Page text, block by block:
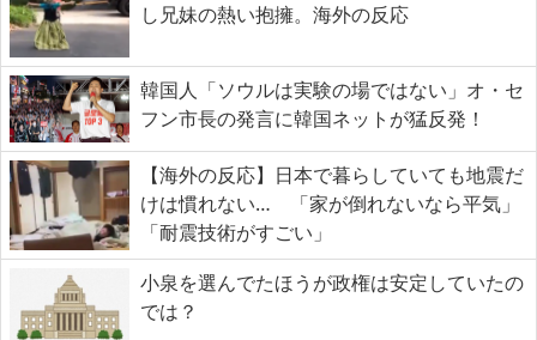
し兄妹の熱い抱擁。海外の反応
韓国人「ソウルは実験の場ではない」オ・セ
フン市長の発言に韓国ネットが猛反発！
【海外の反応】日本で暮らしていても地震だ
けは慣れない… 「家が倒れないなら平気」
「耐震技術がすごい」
小泉を選んでたほうが政権は安定していたの
では？